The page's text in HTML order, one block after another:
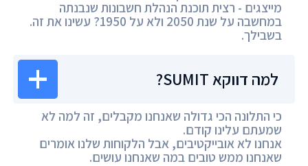
מייצגים - רצית תוכנת הנהלת חשבונות שנבנתה
במחשבה על שנת 2050 ולא על 1950? עשינו את זה.
בשבילך.
למה דווקא SUMIT?
כי התלונה הכי גדולה שאנחנו מקבלים, זה למה לא
שמעתם עלינו קודם.
אנחנו לא אובייקטיבים, אבל הלקוחות שלנו אומרים
שאנחנו ממש טובים במה שאנחנו עושים.